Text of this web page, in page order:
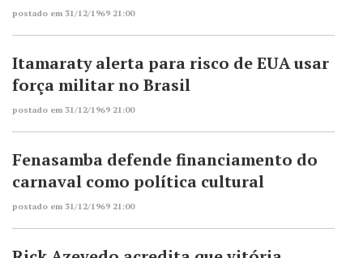
postado em 31/12/1969 21:00
Itamaraty alerta para risco de EUA usar
força militar no Brasil
postado em 31/12/1969 21:00
Fenasamba defende financiamento do
carnaval como política cultural
postado em 31/12/1969 21:00